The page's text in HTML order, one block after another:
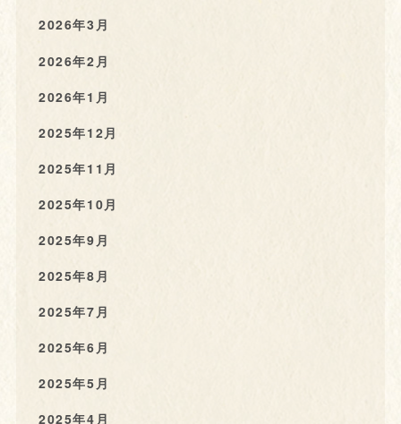
2026年3月
2026年2月
2026年1月
2025年12月
2025年11月
2025年10月
2025年9月
2025年8月
2025年7月
2025年6月
2025年5月
2025年4月